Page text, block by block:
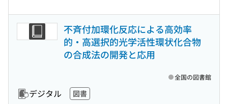
不斉付加環化反応による高効率
的・高選択的光学活性環状化合物
の合成法の開発と応用
デジタル 図書
全国の図書館